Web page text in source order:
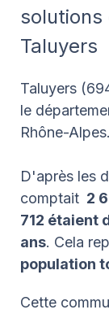
Taluyers
Taluyers
le
Rhône-
D'après les
comptait 2
712 étaient
ans. Cela
population
Cette